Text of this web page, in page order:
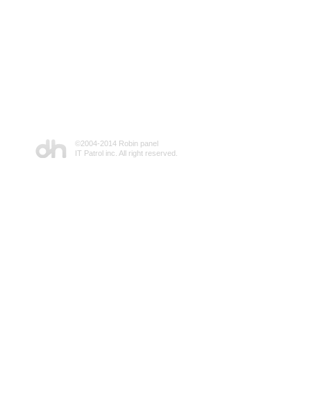
©2004-2014 Robin panel
IT Patrol inc. All right reserved.